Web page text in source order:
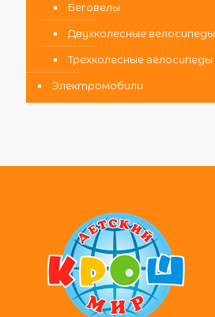
Беговелы
Двухколесные велосипеды
Трехколесные велосипеды
Электромобили